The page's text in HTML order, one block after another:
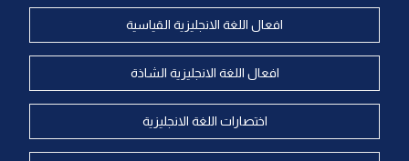
افعال اللغة الانجليزية القياسية
افعال اللغة الانجليزية الشاذة
اختصارات اللغة الانجليزية